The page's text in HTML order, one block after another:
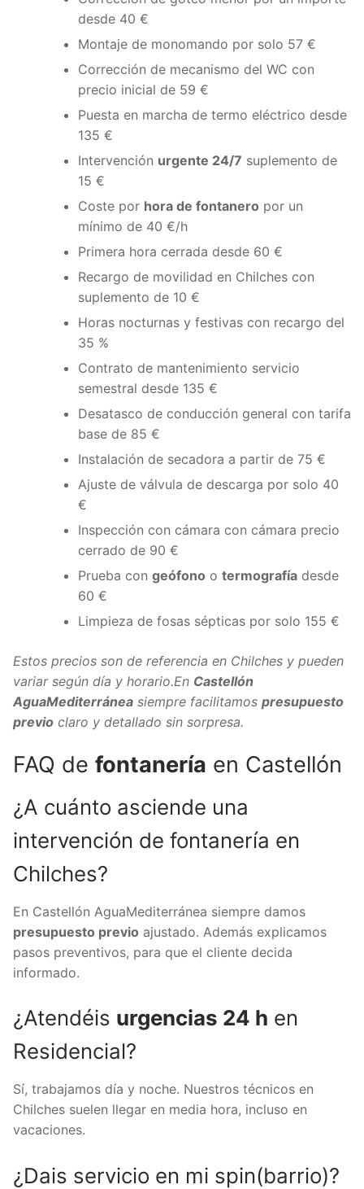
desde 40 €
Montaje de monomando por solo 57 €
Corrección de mecanismo del WC con
precio inicial de 59 €
Puesta en marcha de termo eléctrico desde
135 €
Intervención urgente 24/7 suplemento de
15 €
Coste por hora de fontanero por un
mínimo de 40 €/h
Primera hora cerrada desde 60 €
Recargo de movilidad en Chilches con
suplemento de 10 €
Horas nocturnas y festivas con recargo del
35 %
Contrato de mantenimiento servicio
semestral desde 135 €
Desatasco de conducción general con tarifa
base de 85 €
Instalación de secadora a partir de 75 €
Ajuste de válvula de descarga por solo 40
€
Inspección con cámara con cámara precio
cerrado de 90 €
Prueba con geófono o termografía desde
60 €
Limpieza de fosas sépticas por solo 155 €
Estos precios son de referencia en Chilches y pueden
variar según día y horario.En Castellón
AguaMediterránea siempre facilitamos presupuesto
previo claro y detallado sin sorpresa.
FAQ de fontanería en Castellón
¿A cuánto asciende una
intervención de fontanería en
Chilches?
En Castellón AguaMediterránea siempre damos
presupuesto previo ajustado. Además explicamos
pasos preventivos, para que el cliente decida
informado.
¿Atendéis urgencias 24 h en
Residencial?
Sí, trabajamos día y noche. Nuestros técnicos en
Chilches suelen llegar en media hora, incluso en
vacaciones.
¿Dais servicio en mi spin(barrio)?